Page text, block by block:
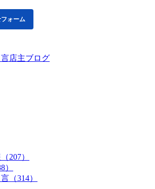
ォーム
店主ブログ
207）
）
（314）